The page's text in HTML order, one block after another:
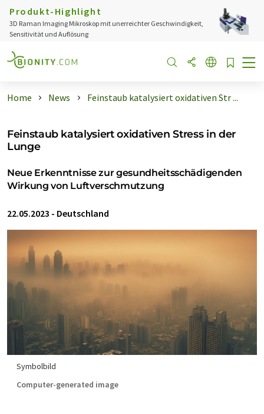
Produkt-Highlight
3D Raman Imaging Mikroskop mit unerreichter Geschwindigkeit,
Sensitivität und Auflösung
Home News Feinstaub katalysiert oxidativen Str ...
Feinstaub katalysiert oxidativen Stress in der
Lunge
Neue Erkenntnisse zur gesundheitsschädigenden
Wirkung von Luftverschmutzung
22.05.2023 - Deutschland
Symbolbild
Computer-generated image